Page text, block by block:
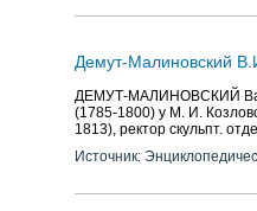
Демут-Малиновский
ДЕМУТ-МАЛИНОВСКИЙ
(1785-1800) у М. И.
1813), ректор скульпт.
Источник: